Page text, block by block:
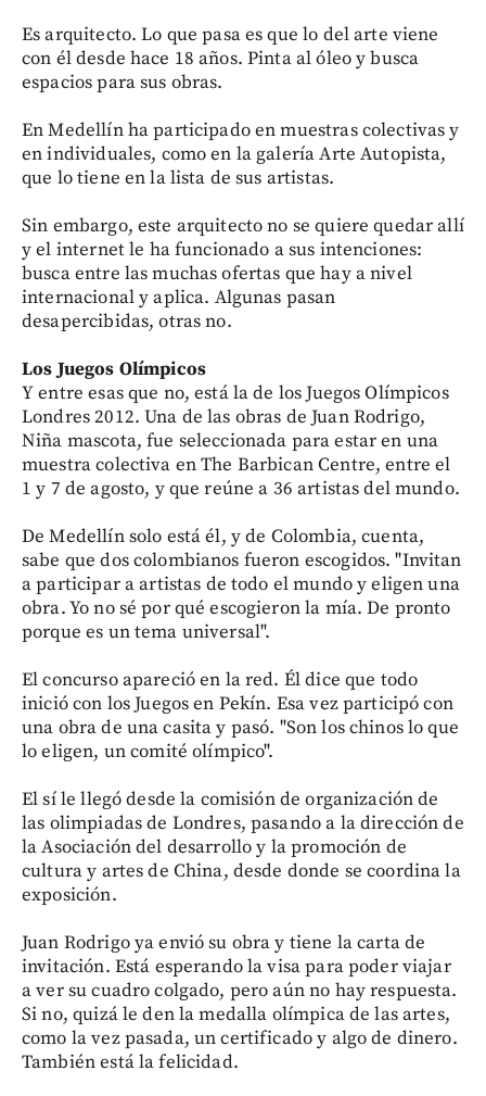
Es arquitecto. Lo que pasa es que lo del arte viene
con él desde hace 18 años. Pinta al óleo y busca
espacios para sus obras.
En Medellín ha participado en muestras colectivas y
en individuales, como en la galería Arte Autopista,
que lo tiene en la lista de sus artistas.
Sin embargo, este arquitecto no se quiere quedar allí
y el internet le ha funcionado a sus intenciones:
busca entre las muchas ofertas que hay a nivel
internacional y aplica. Algunas pasan
desapercibidas, otras no.
Los Juegos Olímpicos
Y entre esas que no, está la de los Juegos Olímpicos
Londres 2012. Una de las obras de Juan Rodrigo,
Niña mascota, fue seleccionada para estar en una
muestra colectiva en The Barbican Centre, entre el
1 y 7 de agosto, y que reúne a 36 artistas del mundo.
De Medellín solo está él, y de Colombia, cuenta,
sabe que dos colombianos fueron escogidos. "Invitan
a participar a artistas de todo el mundo y eligen una
obra. Yo no sé por qué escogieron la mía. De pronto
porque es un tema universal".
El concurso apareció en la red. Él dice que todo
inició con los Juegos en Pekín. Esa vez participó con
una obra de una casita y pasó. "Son los chinos lo que
lo eligen, un comité olímpico".
El sí le llegó desde la comisión de organización de
las olimpiadas de Londres, pasando a la dirección de
la Asociación del desarrollo y la promoción de
cultura y artes de China, desde donde se coordina la
exposición.
Juan Rodrigo ya envió su obra y tiene la carta de
invitación. Está esperando la visa para poder viajar
a ver su cuadro colgado, pero aún no hay respuesta.
Si no, quizá le den la medalla olímpica de las artes,
como la vez pasada, un certificado y algo de dinero.
También está la felicidad.